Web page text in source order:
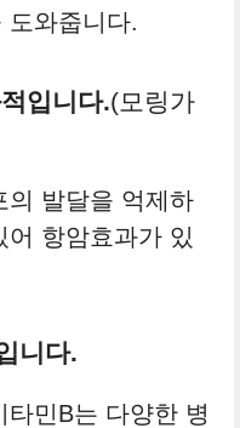
도와줍니다.
입니다.(모링가
의 발달을 억제하
항암효과가 있
니다.
민B는 다양한 병